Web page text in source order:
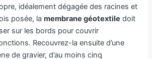
idéalement dégagée des racines et
posée, lamembrane géotextile doit
sur les bords pour couvrir
Recouvrez-la ensuite d’une
de gravier, d’au moins cinq